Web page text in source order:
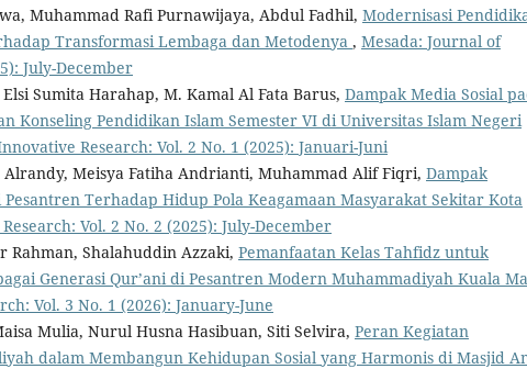
Muhammad Rafi Purnawijaya, Abdul Fadhil, Modernisasi
Transformasi Lembaga dan Metodenya , Mesada: Journal of
July-December
Sumita Harahap, M. Kamal Al Fata Barus, Dampak Media Sosial
Konseling Pendidikan Islam Semester VI di Universitas Islam Negeri
Research: Vol. 2 No. 1 (2025): Januari-Juni
Alrandy, Meisya Fatiha Andrianti, Muhammad Alif Fiqri, Dampak
Terhadap Hidup Pola Keagamaan Masyarakat Sekitar Kota
Vol. 2 No. 2 (2025): July-December
Shalahuddin Azzaki, Pemanfaatan Kelas Tahfidz untuk
Generasi Qur’ani di Pesantren Modern Muhammadiyah Kuala
Vol. 3 No. 1 (2026): January-June
Mulia, Nurul Husna Hasibuan, Siti Selvira, Peran Kegiatan
dalam Membangun Kehidupan Sosial yang Harmonis di Masjid